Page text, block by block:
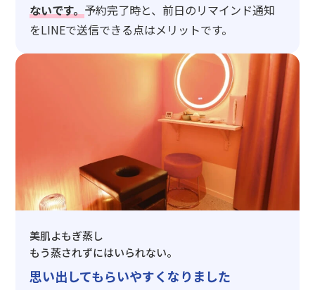
ないです。 予約完了時と、前日のリマインド通知
をLINEで送信できる点はメリットです。
美肌よもぎ蒸し
もう蒸されずにはいられない。
思い出してもらいやすくなりました